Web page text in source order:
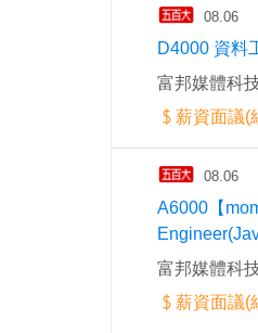
08.06
D4000 資料
富邦媒體科
薪資面議(
08.06
A6000【
富邦媒體科
薪資面議(